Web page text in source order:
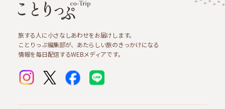
旅する人に小さなしあわせをお届けします。
ことりっぷ編集部が、あたらしい旅のきっかけになる
情報を毎日配信するWEBメディアです。